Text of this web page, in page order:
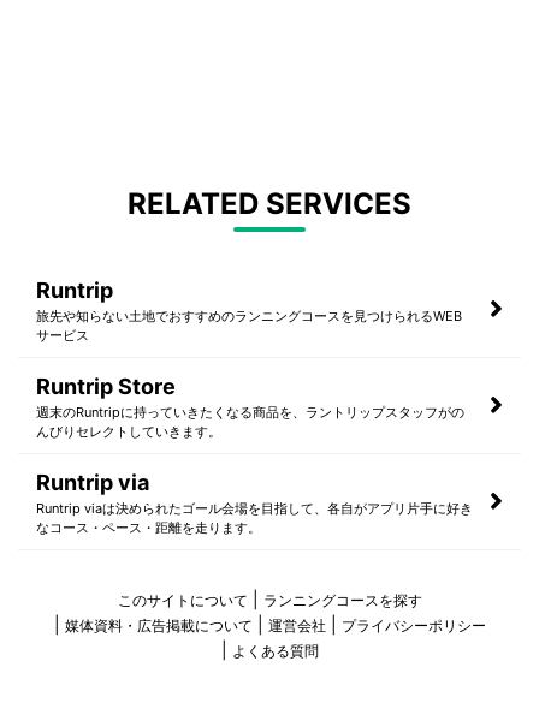
RELATED SERVICES
Runtrip
旅先や知らない土地でおすすめのランニングコースを見つけられるWEB
サービス
Runtrip Store
週末のRuntripに持っていきたくなる商品を、ラントリップスタッフがの
んびりセレクトしていきます。
Runtrip via
Runtrip viaは決められたゴール会場を目指して、各自がアプリ片手に好き
なコース・ペース・距離を走ります。
このサイトについて
ランニングコースを探す
媒体資料・広告掲載について
運営会社
プライバシーポリシー
よくある質問